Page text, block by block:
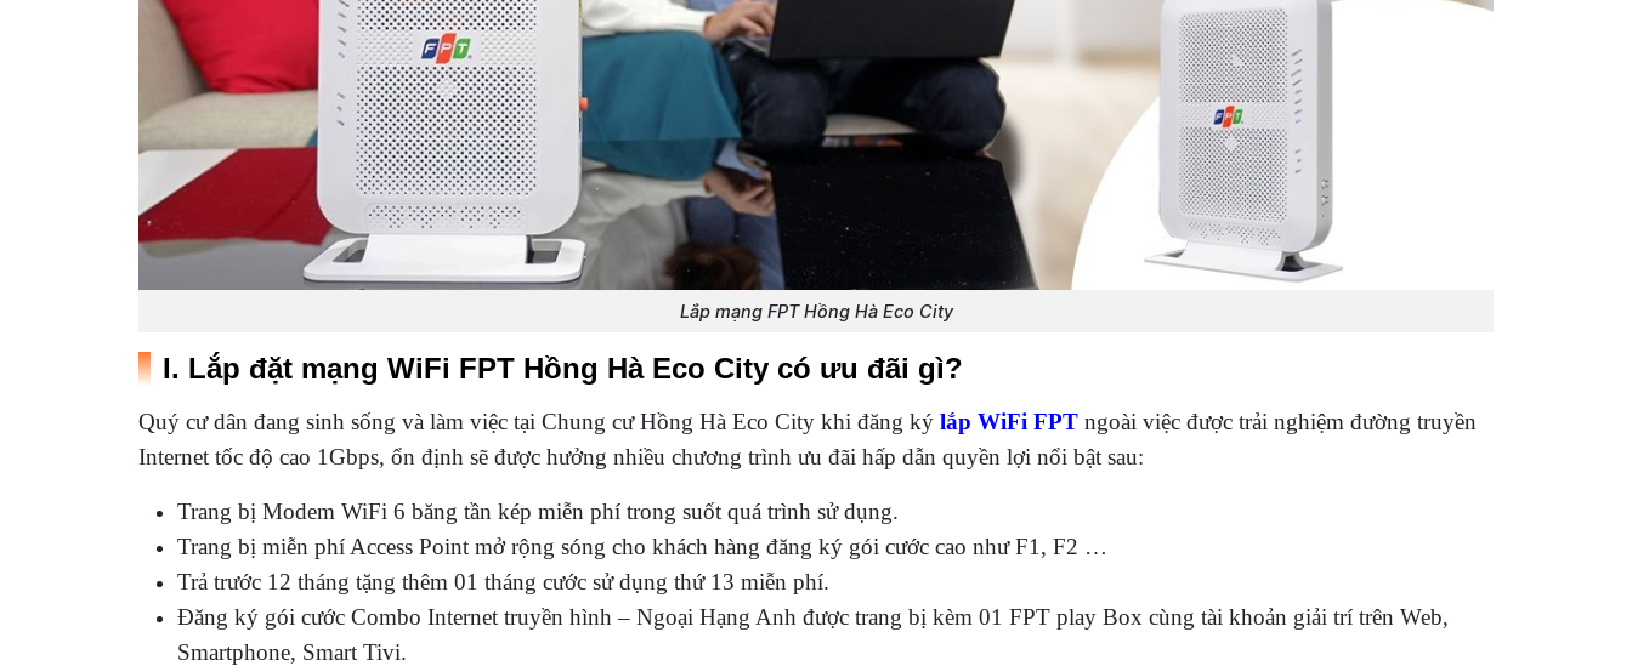
Lắp mạng FPT Hồng Hà Eco City
I. Lắp đặt mạng WiFi FPT Hồng Hà Eco City có ưu đãi gì?
Quý cư dân đang sinh sống và làm việc tại Chung cư Hồng Hà Eco City khi đăng ký lắp WiFi FPT ngoài việc được trải nghiệm đường truyền
Internet tốc độ cao 1Gbps, ổn định sẽ được hưởng nhiều chương trình ưu đãi hấp dẫn quyền lợi nổi bật sau:
Trang bị Modem WiFi 6 băng tần kép miễn phí trong suốt quá trình sử dụng.
Trang bị miễn phí Access Point mở rộng sóng cho khách hàng đăng ký gói cước cao như F1, F2 …
Trả trước 12 tháng tặng thêm 01 tháng cước sử dụng thứ 13 miễn phí.
Đăng ký gói cước Combo Internet truyền hình – Ngoại Hạng Anh được trang bị kèm 01 FPT play Box cùng tài khoản giải trí trên Web,
Smartphone, Smart Tivi.